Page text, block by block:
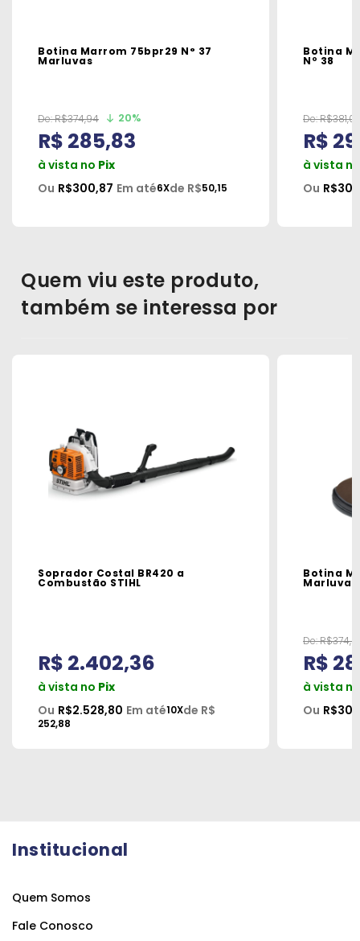
Botina Marrom 75bpr29 N° 37
Marluvas
De:R$374,94 20%
R$ 285,83
à vista no Pix
Ou R$300,87 Em até6Xde R$50,15
Botina
Nº 38
De:R$381,01
R$
à vista
Ou
Quem viu este produto,
também se interessa por
Soprador Costal BR420 a
Combustão STIHL
R$ 2.402,36
à vista no Pix
Ou R$2.528,80 Em até10Xde R$
252,88
Botina
Marluvas
De:
R$
à vista
Ou
Institucional
Quem Somos
Fale Conosco